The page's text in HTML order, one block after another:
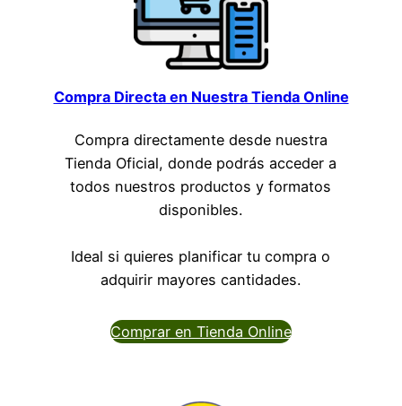
Compra Directa en Nuestra Tienda Online
Compra directamente desde nuestra
Tienda Oficial, donde podrás acceder a
todos nuestros productos y formatos
disponibles.
Ideal si quieres planificar tu compra o
adquirir mayores cantidades.
Comprar en Tienda Online